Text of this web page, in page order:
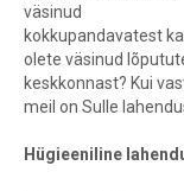
väsinud
kokkupandavatest
olete väsinud
keskkonnast? Kui
meil on Sulle
Hügieeniline